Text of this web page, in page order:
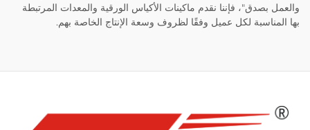
والعمل بصدق"، فإننا نقدم ماكينات الأكياس الورقية والمعدات المرتبطة
بها المناسبة لكل عميل وفقًا لظروف وسعة الإنتاج الخاصة بهم.